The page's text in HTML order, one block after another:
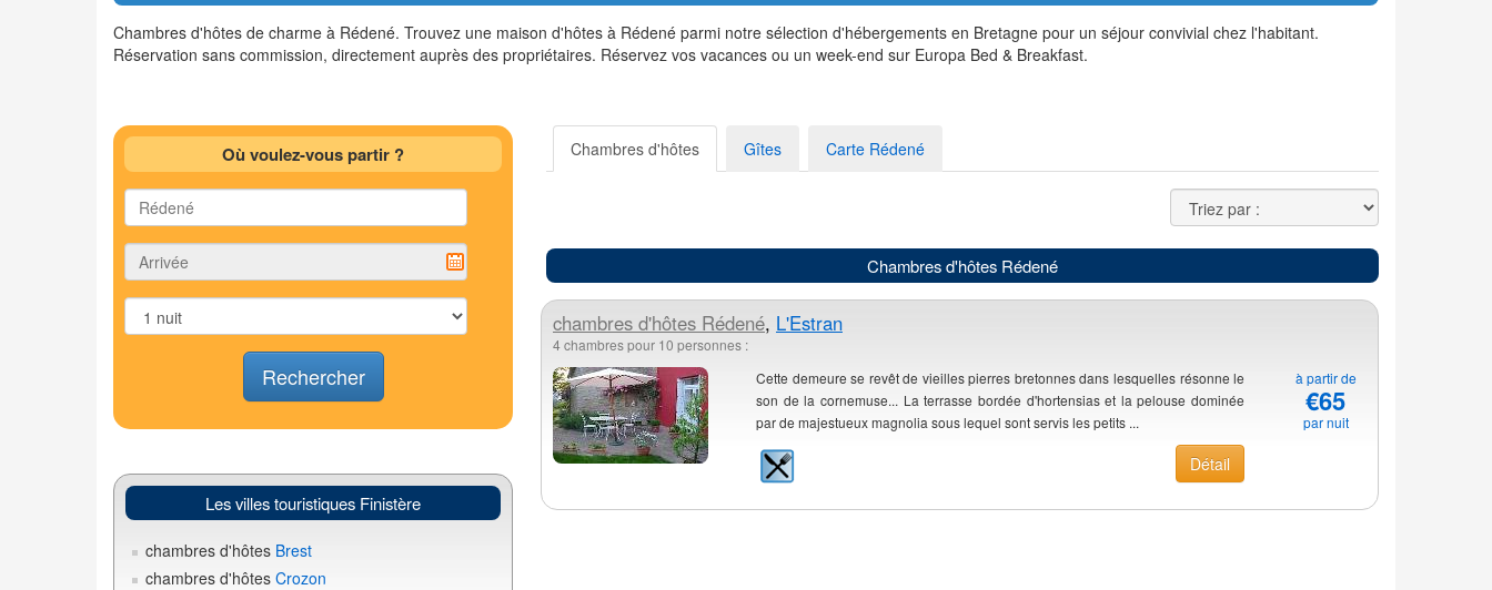
Chambres d'hôtes de charme à Rédené. Trouvez une maison d'hôtes à Rédené parmi notre sélection d'hébergements en Bretagne pour un séjour convivial chez l'habitant.
Réservation sans commission, directement auprès des propriétaires. Réservez vos vacances ou un week-end sur Europa Bed & Breakfast.
Où voulez-vous partir ?
Rechercher
Les villes touristiques Finistère
chambres d'hôtes Brest
chambres d'hôtes Crozon
Chambres d'hôtes Gîtes Carte Rédené
Chambres d'hôtes Rédené
chambres d'hôtes Rédené, L'Estran
4 chambres pour 10 personnes :
Cette demeure se revêt de vieilles pierres bretonnes dans lesquelles résonne le
son de la cornemuse... La terrasse bordée d'hortensias et la pelouse dominée
par de majestueux magnolia sous lequel sont servis les petits ...
Détail
à partir de
€65
par nuit